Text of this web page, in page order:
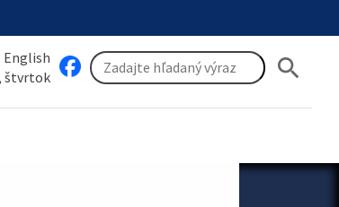
English
štvrtok
search